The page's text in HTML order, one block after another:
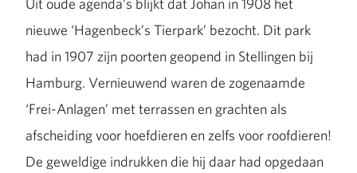
nieuwe ‘Hagenbeck’s Tierpark’ bezocht. Dit park
had in 1907 zijn poorten geopend in Stellingen bij
Hamburg. Vernieuwend waren de zogenaamde
‘Frei-Anlagen’ met terrassen en grachten als
afscheiding voor hoefdieren en zelfs voor roofdieren!
De geweldige indrukken die hij daar had opgedaan